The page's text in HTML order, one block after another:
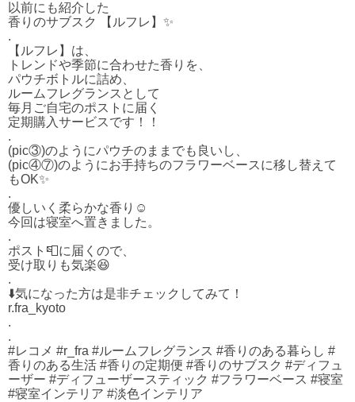
以前にも紹介した
香りのサブスク 【ルフレ】✨️
.
【ルフレ】は、
トレンドや季節に合わせた香りを、
パウチボトルに詰め、
ルームフレグランスとして
毎月ご自宅のポストに届く
定期購入サービスです！！
.
(pic③)のようにパウチのままでも良いし、
(pic④⑦)のようにお手持ちのフラワーベースに移し替えて
もOK✨️
.
優しいく柔らかな香り☺️
今回は寝室へ置きました。
.
ポスト📮に届くので、
受け取りも気楽😆
.
⬇️気になった方は是非チェックしてみて！
r.fra_kyoto
.
.
#レコメ #r_fra #ルームフレグランス #香りのある暮らし #
香りのある生活 #香りの定期便 #香りのサブスク #ディフュ
ーザー #ディフューザースティック #フラワーベース #寝室
#寝室インテリア #淡色インテリア